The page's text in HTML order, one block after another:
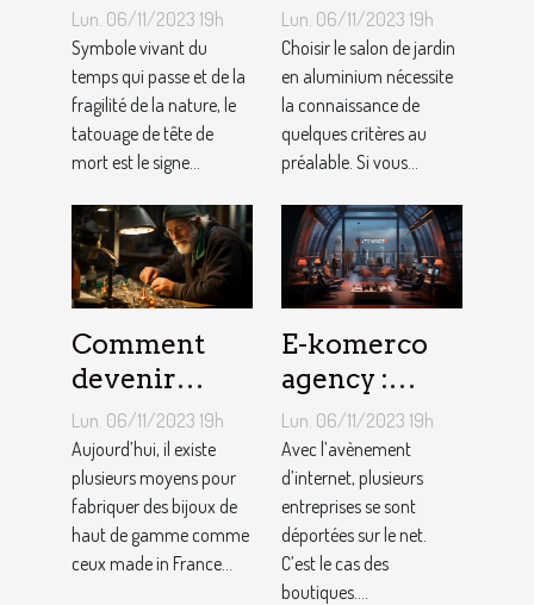
les Tatouages
Têtes de
Mort ?
Lun. 06/11/2023 19h
Symbole vivant du
temps qui passe et de la
fragilité de la nature, le
tatouage de tête de
mort est le signe...
d’un salon de
jardin en
aluminium ?
Lun. 06/11/2023 19h
Choisir le salon de jardin
en aluminium nécessite
la connaissance de
quelques critères au
préalable. Si vous...
Comment
devenir
bijoutier-
joaillier ?
Lun. 06/11/2023 19h
Aujourd’hui, il existe
plusieurs moyens pour
fabriquer des bijoux de
haut de gamme comme
ceux made in France...
E-komerco
agency :
qu’est-ce que
c’est ?
Lun. 06/11/2023 19h
Avec l’avènement
d’internet, plusieurs
entreprises se sont
déportées sur le net.
C’est le cas des
boutiques....